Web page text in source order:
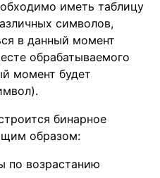
иметь таблицу
символов,
в данный момент
обрабатываемого
момент будет
бинарное
образом:
по возрастанию